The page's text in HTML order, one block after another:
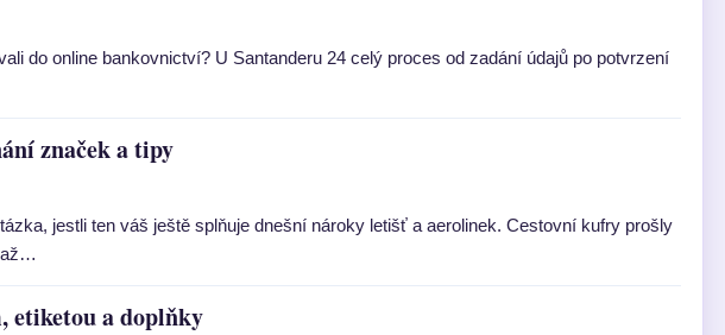
do online bankovnictví? U Santanderu 24 celý proces od zadání údajů po potvrzení
značek a tipy
jestli ten váš ještě splňuje dnešní nároky letišť a aerolinek. Cestovní kufry prošly
až…
etiketou a doplňky